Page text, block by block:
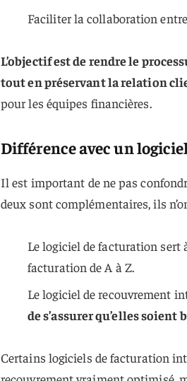
Faciliter la collaboration
L’objectif est de rendre le
tout en préservant la relation
pour les équipes financières.
Différence avec un
Il est important de ne pas
deux sont complémentaires, ils
Le logiciel de facturation sert
facturation de A à Z.
Le logiciel de recouvrement
de s’assurer qu’elles
Certains logiciels de facturation